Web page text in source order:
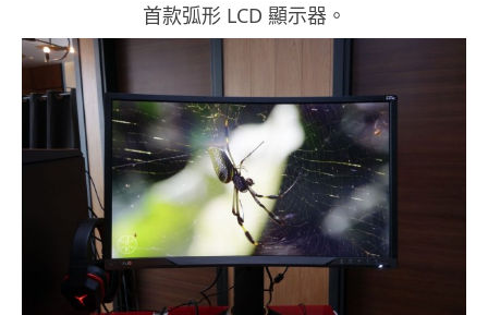
首款弧形 LCD 顯示器。